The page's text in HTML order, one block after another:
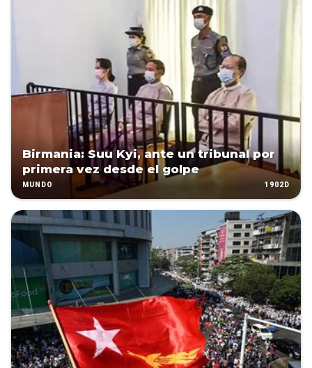
Birmania: Suu Kyi, ante un tribunal por
primera vez desde el golpe
MUNDO 1902D